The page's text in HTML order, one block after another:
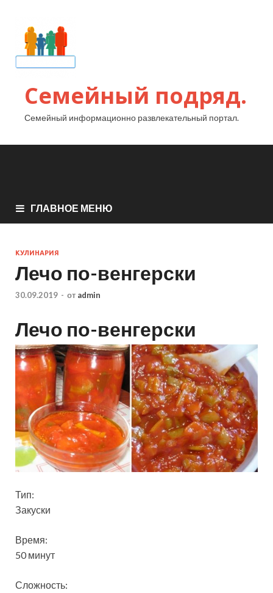
Семейный подряд.
Семейный информационно развлекательный портал.
ГЛАВНОЕ МЕНЮ
КУЛИНАРИЯ
Лечо по-венгерски
30.09.2019 - от admin
Лечо по-венгерски
Тип:
Закуски
Время:
50 минут
Сложность: